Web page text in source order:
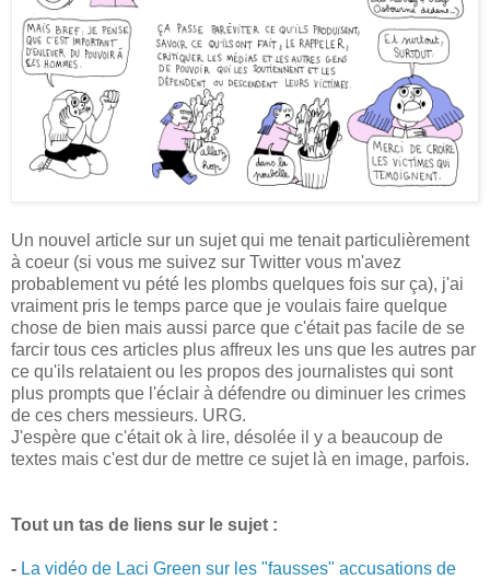
Un nouvel article sur un sujet qui me tenait particulièrement
à coeur (si vous me suivez sur Twitter vous m'avez
probablement vu pété les plombs quelques fois sur ça), j'ai
vraiment pris le temps parce que je voulais faire quelque
chose de bien mais aussi parce que c'était pas facile de se
farcir tous ces articles plus affreux les uns que les autres par
ce qu'ils relataient ou les propos des journalistes qui sont
plus prompts que l'éclair à défendre ou diminuer les crimes
de ces chers messieurs. URG.
J'espère que c'était ok à lire, désolée il y a beaucoup de
textes mais c'est dur de mettre ce sujet là en image, parfois.
Tout un tas de liens sur le sujet :
- La vidéo de Laci Green sur les "fausses" accusations de